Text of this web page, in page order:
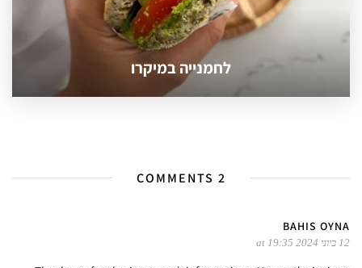
לחמנייה במיקרו
2 COMMENTS
BAHIS OYNA
12 ביוני 2024 at 19:35